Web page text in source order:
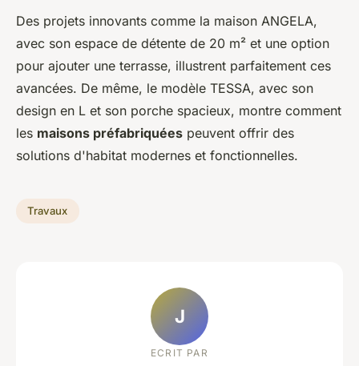
Des projets innovants comme la maison ANGELA,
avec son espace de détente de 20 m² et une option
pour ajouter une terrasse, illustrent parfaitement ces
avancées. De même, le modèle TESSA, avec son
design en L et son porche spacieux, montre comment
les maisons préfabriquées peuvent offrir des
solutions d'habitat modernes et fonctionnelles.
Travaux
J
ECRIT PAR